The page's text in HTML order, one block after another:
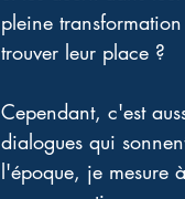
pleine
trouver leur place ?
Cependant, c'est
dialogues qui
l'époque, je mesure